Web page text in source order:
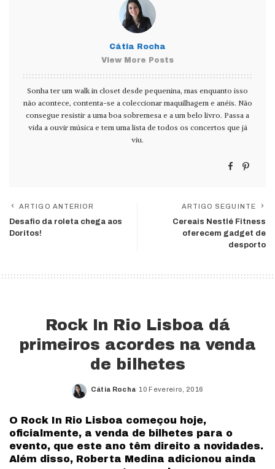
Cátia Rocha
View More Posts
Sonha ter um walk in closet desde pequenina, mas enquanto isso
não acontece, contenta-se a coleccionar maquilhagem e anéis. Não
consegue resistir a uma boa sobremesa e a um belo livro. Passa a
vida a ouvir música e tem uma lista de todos os concertos que já
viu.
ARTIGO ANTERIOR
Desafio da roleta chega aos
Doritos!
ARTIGO SEGUINTE
Cereais Nestlé Fitness
oferecem gadget de
desporto
Rock In Rio Lisboa dá
primeiros acordes na venda
de bilhetes
Posted
Cátia Rocha 10 Fevereiro, 2016
O Rock In Rio Lisboa começou hoje,
oficialmente, a venda de bilhetes para o
evento, que este ano têm direito a novidades.
Além disso, Roberta Medina adicionou ainda